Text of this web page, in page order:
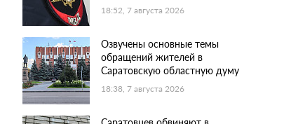
18:52, 7 августа 2026
Озвучены основные темы
обращений жителей в
Саратовскую областную думу
18:38, 7 августа 2026